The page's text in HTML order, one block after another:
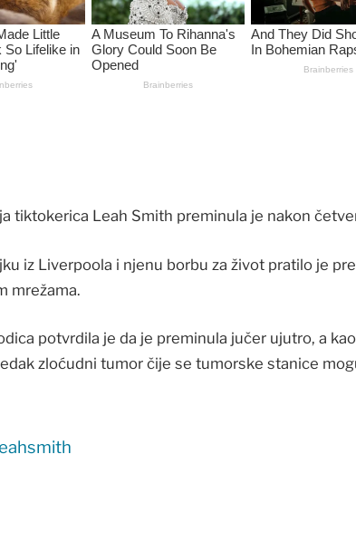
tiktokerica Leah Smith preminula je nakon
iz Liverpoola i njenu borbu za život pratilo je
mrežama.
potvrdila je da je preminula jučer ujutro, a
zloćudni tumor čije se tumorske stanice